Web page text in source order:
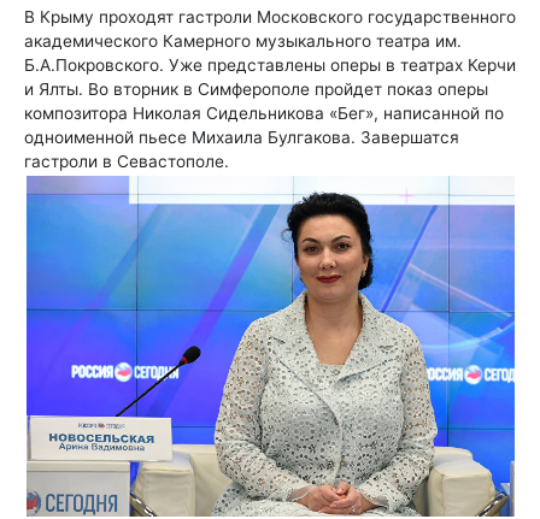
В Крыму проходят гастроли Московского государственного
академического Камерного музыкального театра им.
Б.А.Покровского. Уже представлены оперы в театрах Керчи
и Ялты. Во вторник в Симферополе пройдет показ оперы
композитора Николая Сидельникова «Бег», написанной по
одноименной пьесе Михаила Булгакова. Завершатся
гастроли в Севастополе.